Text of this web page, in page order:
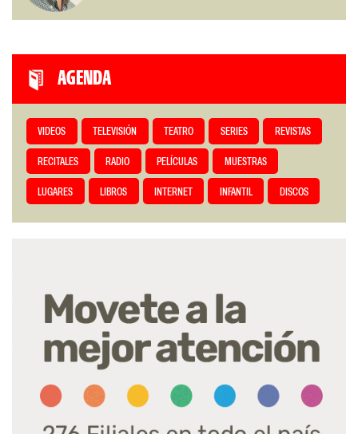
AGENDA
VIDEOS TELEVISIÓN TEATRO SERIES REVISTAS
RECITALES RADIO PELÍCULAS MUESTRAS
LUGARES LIBROS INTERNET INFANTIL DISCOS